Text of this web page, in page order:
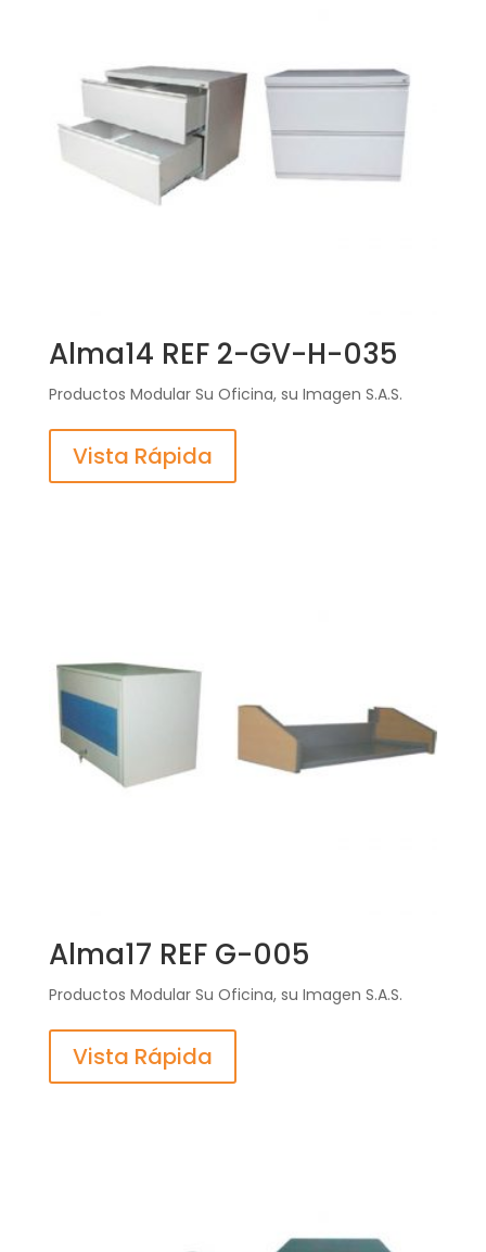
Alma14 REF 2-GV-H-035
Productos Modular Su Oficina, su Imagen S.A.S.
Vista Rápida
Alma17 REF G-005
Productos Modular Su Oficina, su Imagen S.A.S.
Vista Rápida